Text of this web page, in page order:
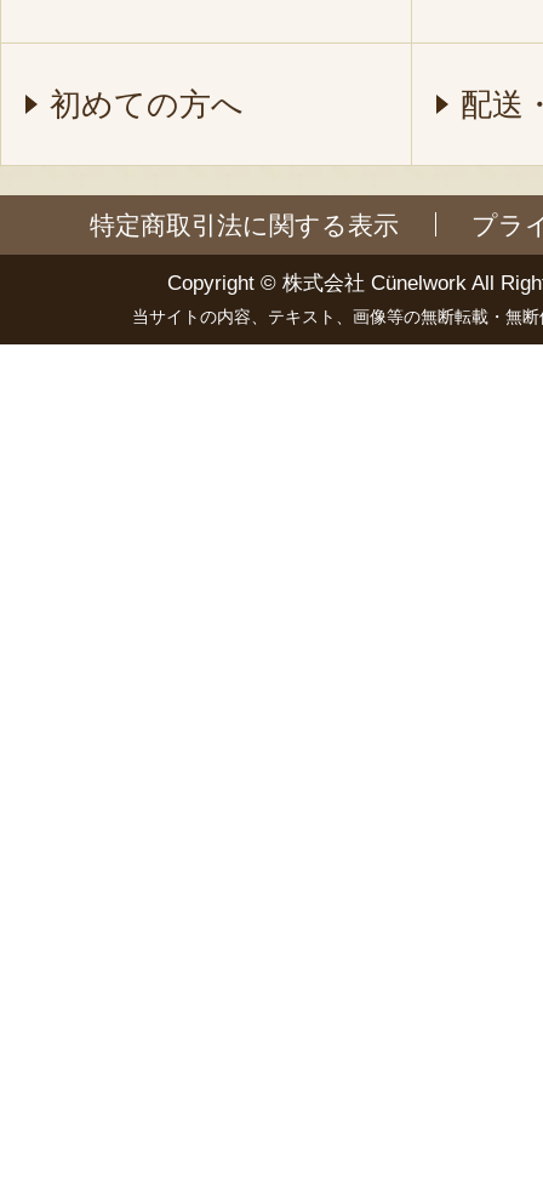
初めての方へ 配送
特定商取引法に関する表示 プラ
Copyright © 株式会社 Cünelwork All
当サイトの内容、テキスト、画像等の無断転載・無